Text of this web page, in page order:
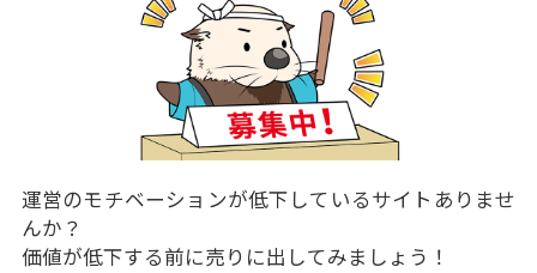
運営のモチベーションが低下しているサイトありませ
んか？
価値が低下する前に売りに出してみましょう！